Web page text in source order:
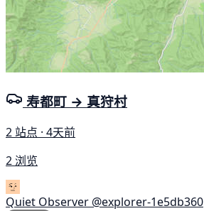
寿都町 → 真狩村
2 站点 · 4天前
2 浏览
Quiet Observer @explorer-1e5db360